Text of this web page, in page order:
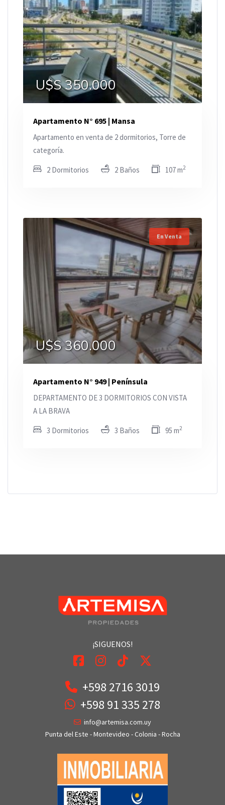
U$S 350.000
Apartamento N° 695 | Mansa
Apartamento en venta de 2 dormitorios, Torre de
categoría.
2 Dormitorios 2 Baños 107 m2
En Venta
U$S 360.000
Apartamento N° 949 | Península
DEPARTAMENTO DE 3 DORMITORIOS CON VISTA
A LA BRAVA
3 Dormitorios 3 Baños 95 m2
¡SIGUENOS!
+598 2716 3019
+598 91 335 278
info@artemisa.com.uy
Punta del Este - Montevideo - Colonia - Rocha